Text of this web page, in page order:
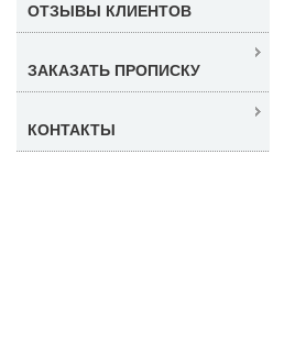
ОТЗЫВЫ КЛИЕНТОВ
ЗАКАЗАТЬ ПРОПИСКУ
КОНТАКТЫ